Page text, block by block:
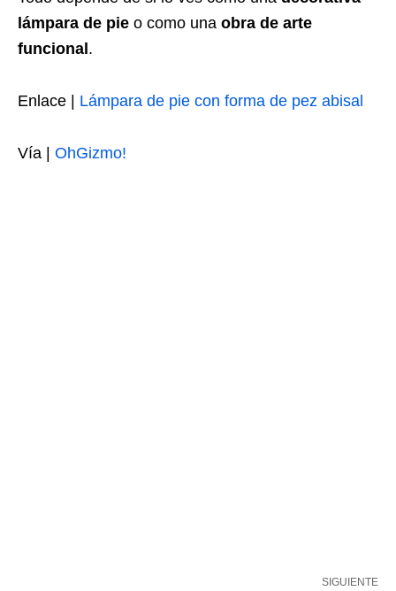
lámpara de pie o como una obra de arte
funcional .
Enlace | Lámpara de pie con forma de pez abisal
Vía | OhGizmo!
SIGUIENTE